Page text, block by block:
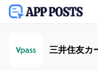
三井住友カ